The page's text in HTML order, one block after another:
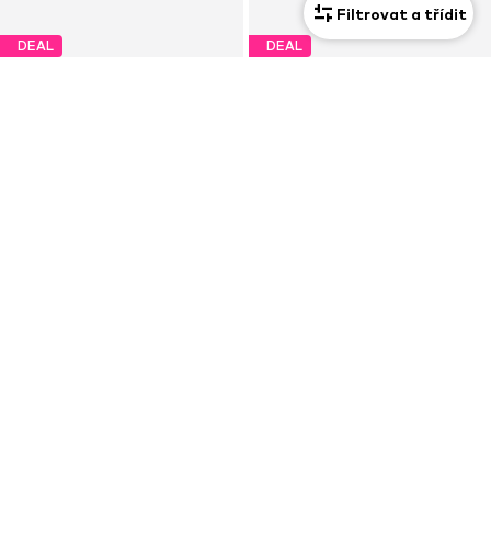
DEAL DEAL
Filtrovat a třídit